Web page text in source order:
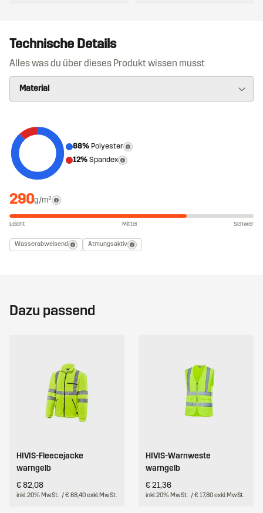
Technische Details
Alles was du über dieses Produkt wissen musst
88% Polyester
12% Spandex
290g/m²
Leicht Mittel Schwer
Wasserabweisend Atmungsaktiv
Dazu passend
HIVIS-Fleecejacke
warngelb
€ 82,08
inkl. 20% MwSt. / € 68,40 exkl. MwSt.
HIVIS-Warnweste
warngelb
€ 21,36
inkl. 20% MwSt. / € 17,80 exkl. MwSt.